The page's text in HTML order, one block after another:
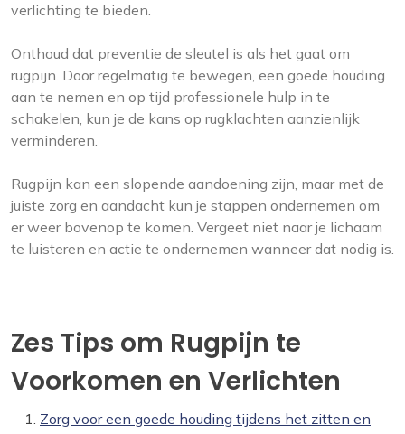
verlichting te bieden.
Onthoud dat preventie de sleutel is als het gaat om
rugpijn. Door regelmatig te bewegen, een goede houding
aan te nemen en op tijd professionele hulp in te
schakelen, kun je de kans op rugklachten aanzienlijk
verminderen.
Rugpijn kan een slopende aandoening zijn, maar met de
juiste zorg en aandacht kun je stappen ondernemen om
er weer bovenop te komen. Vergeet niet naar je lichaam
te luisteren en actie te ondernemen wanneer dat nodig is.
Zes Tips om Rugpijn te
Voorkomen en Verlichten
Zorg voor een goede houding tijdens het zitten en